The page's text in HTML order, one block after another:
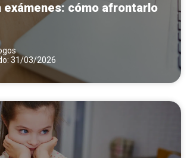
exámenes: cómo afrontarlo
31/03/2026